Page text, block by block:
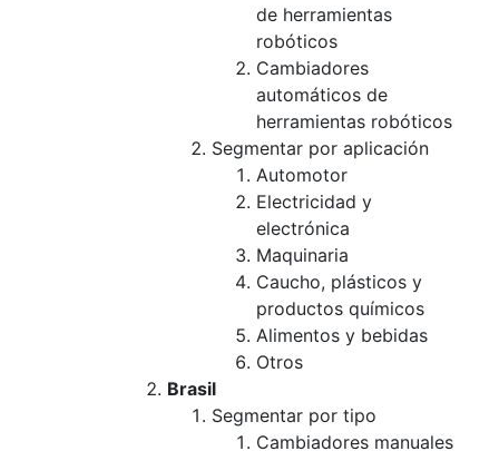
de herramientas
robóticos
Cambiadores
automáticos de
herramientas robóticos
Segmentar por aplicación
Automotor
Electricidad y
electrónica
Maquinaria
Caucho, plásticos y
productos químicos
Alimentos y bebidas
Otros
Brasil
Segmentar por tipo
Cambiadores manuales